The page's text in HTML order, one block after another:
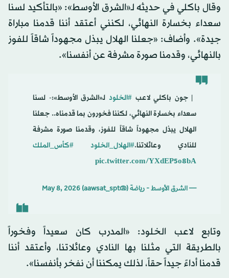
وقال باكلي في حديثه لـ«الشرق الأوسط»: «بالتأكيد لسنا
سعداء بخسارة النهائي، لكنني أعتقد أننا قدمنا مباراة
جيدة». وأضاف: «جعلنا الهلال يبذل مجهوداً شاقاً للفوز
بالنهائي، وقدمنا صورة مشرفة عن أنفسنا».
️ | جون باكلي لاعب#الخلود لـ«الشرق الأوسط»:- لسنا
سعداء بخسارة النهائي، لكننا فخورون بما قدمناه.. جعلنا
الهلال يبذل مجهوداً شاقاً للفوز، وقدمنا صورة مشرفة
للنادي وعائلاتنا.#الهلال_الخلود
#كأس_الملك
pic.twitter.com/YXdEP5o8bA
— الشرق الأوسط - رياضة (@aawsat_spt) May 8, 2026
وتابع لاعب الخلود: «المدرب كان سعيداً وفخوراً
بالطريقة التي مثلنا بها النادي وعائلاتنا، وأعتقد أننا
قدمنا أداءً جيداً حقاً، لذلك يمكننا أن نفخر بأنفسنا».